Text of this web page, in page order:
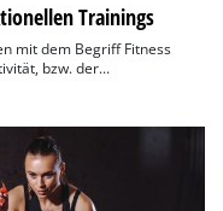
Trainings
mit dem Begriff Fitness
bzw. der...